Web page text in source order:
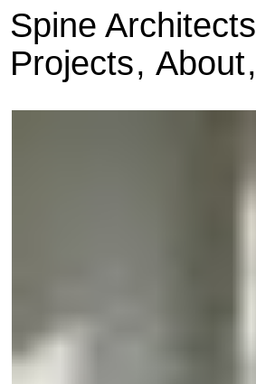
Spine Architects
Projects About